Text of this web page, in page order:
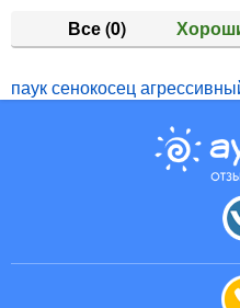
Все(0)
паук сенокосец